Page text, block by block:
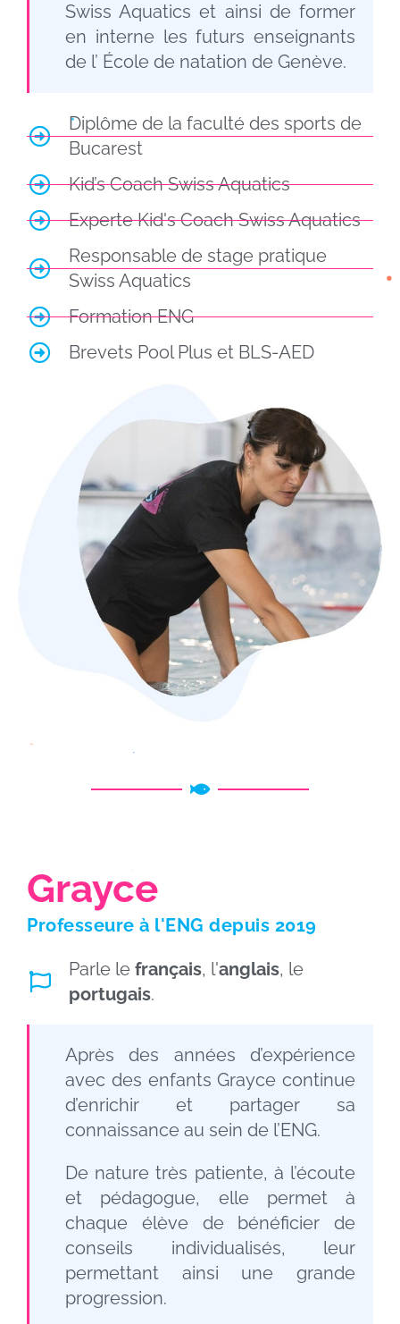
Swiss Aquatics et ainsi de former
en interne les futurs enseignants
de l’ École de natation de Genève.
Diplôme de la faculté des sports de
Bucarest
Kid’s Coach Swiss Aquatics
Experte Kid's Coach Swiss Aquatics
Responsable de stage pratique
Swiss Aquatics
FormationENG
Brevets Pool Plus et BLS-AED
Grayce
Professeure à l'ENG depuis 2019
Parle le français, l'anglais, le
portugais.
Après des années d’expérience
avec des enfants Grayce continue
d’enrichir et partager sa
connaissance au sein de l’ENG.
De nature très patiente, à l’écoute
et pédagogue, elle permet à
chaque élève de bénéficier de
conseils individualisés, leur
permettant ainsi une grande
progression.